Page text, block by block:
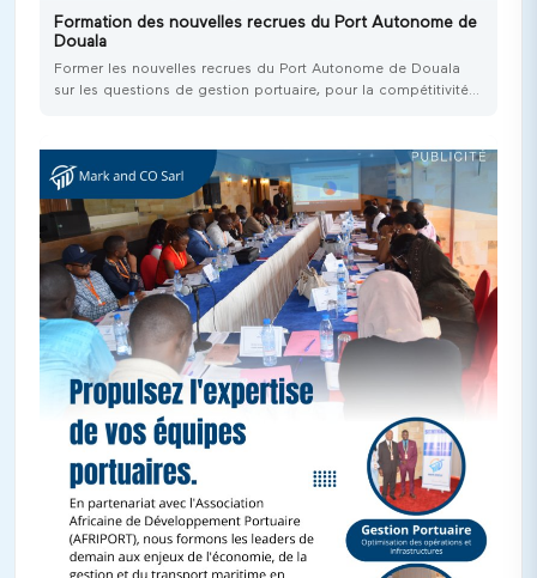
Formation des nouvelles recrues du Port Autonome de
Douala
Former les nouvelles recrues du Port Autonome de Douala
sur les questions de gestion portuaire, pour la compétitivité